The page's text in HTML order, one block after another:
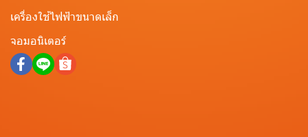
เครื่องใช้ไฟฟ้าขนาดเล็ก
จอมอนิเตอร์